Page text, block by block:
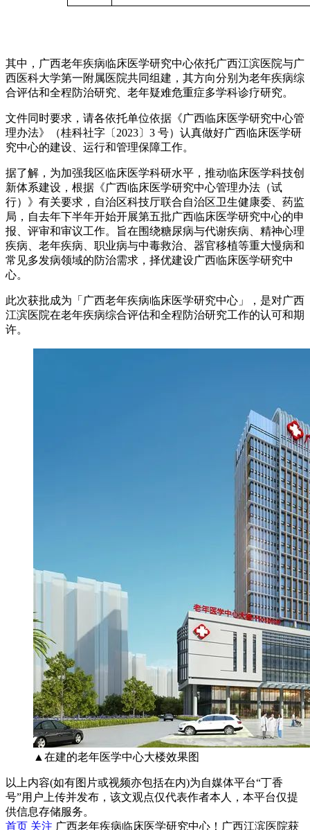
其中，广西老年疾病临床医学研究中心依托广西江滨医院与广
西医科大学第一附属医院共同组建，其方向分别为老年疾病综
合评估和全程防治研究、老年疑难危重症多学科诊疗研究。
文件同时要求，请各依托单位依据《广西临床医学研究中心管
理办法》（桂科社字〔2023〕3 号）认真做好广西临床医学研
究中心的建设、运行和管理保障工作。
据了解，为加强我区临床医学科研水平，推动临床医学科技创
新体系建设，根据《广西临床医学研究中心管理办法（试
行）》有关要求，自治区科技厅联合自治区卫生健康委、药监
局，自去年下半年开始开展第五批广西临床医学研究中心的申
报、评审和审议工作。旨在围绕糖尿病与代谢疾病、精神心理
疾病、老年疾病、职业病与中毒救治、器官移植等重大慢病和
常见多发病领域的防治需求，择优建设广西临床医学研究中
心。
此次获批成为「广西老年疾病临床医学研究中心」，是对广西
江滨医院在老年疾病综合评估和全程防治研究工作的认可和期
许。
▲在建的老年医学中心大楼效果图
以上内容(如有图片或视频亦包括在内)为自媒体平台“丁香
号”用户上传并发布，该文观点仅代表作者本人，本平台仅提
供信息存储服务。
首页 关注 广西老年疾病临床医学研究中心！广西江滨医院获